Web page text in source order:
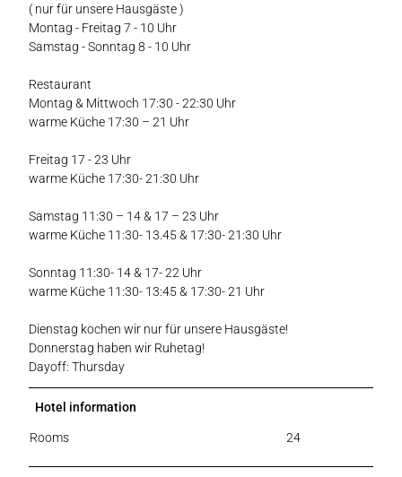
( nur für unsere Hausgäste )
Montag - Freitag 7 - 10 Uhr
Samstag - Sonntag 8 - 10 Uhr
Restaurant
Montag & Mittwoch 17:30 - 22:30 Uhr
warme Küche 17:30 – 21 Uhr
Freitag 17 - 23 Uhr
warme Küche 17:30- 21:30 Uhr
Samstag 11:30 – 14 & 17 – 23 Uhr
warme Küche 11:30- 13.45 & 17:30- 21:30 Uhr
Sonntag 11:30- 14 & 17- 22 Uhr
warme Küche 11:30- 13:45 & 17:30- 21 Uhr
Dienstag kochen wir nur für unsere Hausgäste!
Donnerstag haben wir Ruhetag!
Dayoff: Thursday
Hotel information
Rooms 24